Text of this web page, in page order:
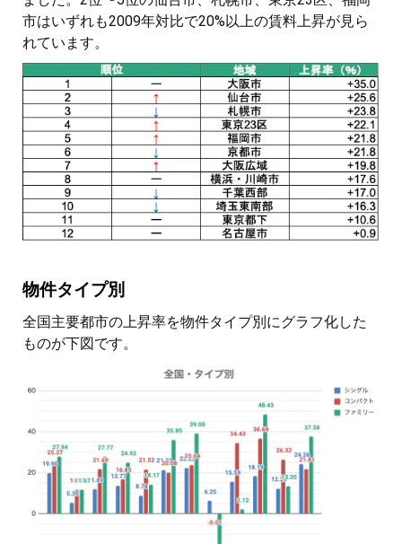
市はいずれも2009年対比で20%以上の賃料上昇が見ら
れています。
物件タイプ別
全国主要都市の上昇率を物件タイプ別にグラフ化した
ものが下図です。